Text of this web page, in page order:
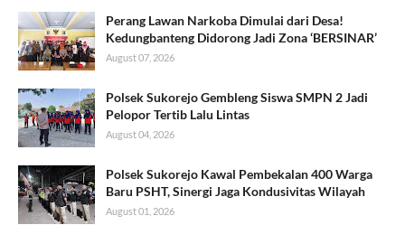
Perang Lawan Narkoba Dimulai dari Desa!
Kedungbanteng Didorong Jadi Zona ‘BERSINAR’
August 07, 2026
Polsek Sukorejo Gembleng Siswa SMPN 2 Jadi
Pelopor Tertib Lalu Lintas
August 04, 2026
Polsek Sukorejo Kawal Pembekalan 400 Warga
Baru PSHT, Sinergi Jaga Kondusivitas Wilayah
August 01, 2026